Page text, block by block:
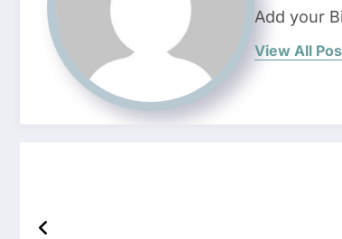
Add your
View All